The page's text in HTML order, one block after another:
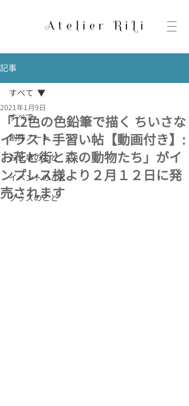
Atelier RiLi
記事
すべて
創作ノート
お仕事のこと
イベントのこと
グッズのこと
すべて
「12色の色鉛筆で描く ちいさな
イラスト手習い帖【動画付き】:
お花と街と森の動物たち」がイ
ンプレス様より２月１２日に発
売されます
2021年1月9日